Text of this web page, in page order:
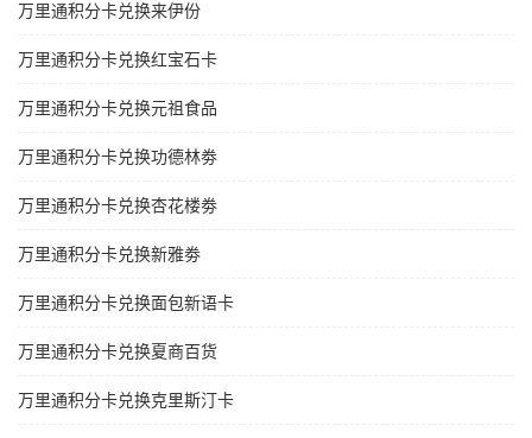
万里通积分卡兑换来伊份
万里通积分卡兑换红宝石卡
万里通积分卡兑换元祖食品
万里通积分卡兑换功德林劵
万里通积分卡兑换杏花楼劵
万里通积分卡兑换新雅劵
万里通积分卡兑换面包新语卡
万里通积分卡兑换夏商百货
万里通积分卡兑换克里斯汀卡